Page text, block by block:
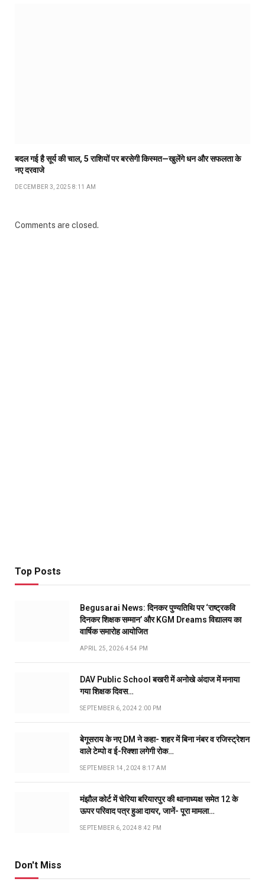
बदल गई है सूर्य की चाल, 5 राशियों पर बरसेगी किस्मत—खुलेंगे धन और सफलता के
नए दरवाजे
DECEMBER 3, 2025 8:11 AM
Comments are closed.
Top Posts
Begusarai News: दिनकर पुण्यतिथि पर ‘राष्ट्रकवि
दिनकर शिक्षक सम्मान’ और KGM Dreams विद्यालय का
वार्षिक समारोह आयोजित
APRIL 25, 2026 4:54 PM
DAV Public School बखरी में अनोखे अंदाज में मनाया
गया शिक्षक दिवस…
SEPTEMBER 6, 2024 2:00 PM
बेगूसराय के नए DM ने कहा- शहर में बिना नंबर व रजिस्ट्रेशन
वाले टेम्पो व ई-रिक्शा लगेगी रोक…
SEPTEMBER 14, 2024 8:17 AM
मंझौल कोर्ट में चेरिया बरियारपुर की थानाध्यक्ष समेत 12 के
ऊपर परिवाद पत्र हुआ दायर, जानें- पूरा मामला…
SEPTEMBER 6, 2024 8:42 PM
Don't Miss